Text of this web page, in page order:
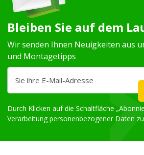
Bleiben Sie auf dem
Wir senden Ihnen Neuigkeiten aus
und Montagetipps
Durch Klicken auf die Schaltfläche
Verarbeitung personenbezogener Daten